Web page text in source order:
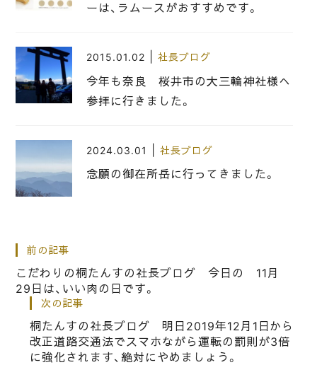
ーは、ラムースがおすすめです。
2015.01.02 社長ブログ
今年も奈良 桜井市の大三輪神社様へ
参拝に行きました。
2024.03.01 社長ブログ
念願の御在所岳に行ってきました。
休みも終わり、今日から秋の桐箪笥の
2019.11.29|社長ブログ
前の記事
こだわりの桐たんすの社長ブログ 今日の 11月
29日は、いい肉の日です。
次の記事
桐たんすの社長ブログ 明日2019年12月1日から
改正道路交通法でスマホながら運転の罰則が3倍
に強化されます、絶対にやめましょう。